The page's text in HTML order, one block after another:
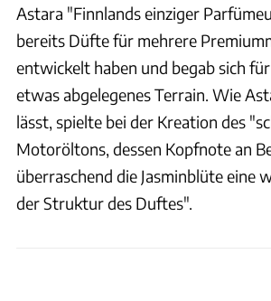
Astara "Finnlands einziger
bereits Düfte für mehrere
entwickelt haben und begab sich
etwas abgelegenes Terrain. Wie
lässt, spielte bei der Kreation des
Motoröltons, dessen Kopfnote an
überraschend die Jasminblüte eine
der Struktur des Duftes".